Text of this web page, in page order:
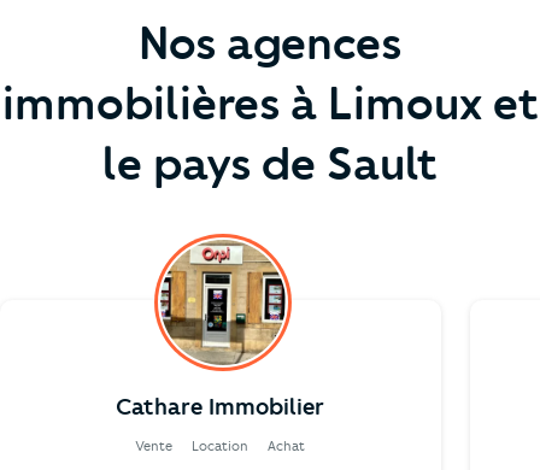
Nos agences
immobilières à Limoux et
le pays de Sault
Cathare Immobilier
Vente Location Achat